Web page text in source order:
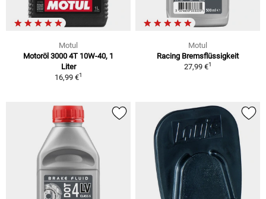
Motul
Motoröl 3000 4T 10W-40, 1
Liter
16,99 €1
Motul
Racing Bremsflüssigkeit
27,99 €1